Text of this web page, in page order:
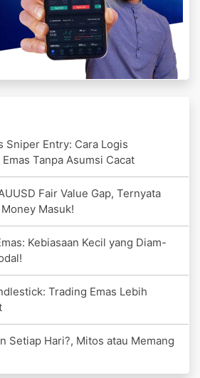
Sniper Entry: Cara Logis
Tanpa Asumsi Cacat
Fair Value Gap, Ternyata
Masuk!
Kebiasaan Kecil yang Diam-
Trading Emas Lebih
Setiap Hari?, Mitos atau Memang